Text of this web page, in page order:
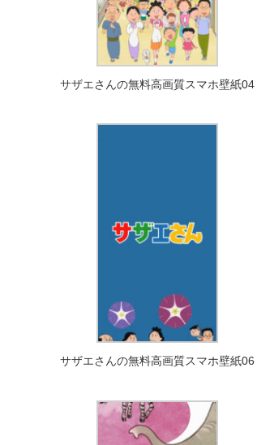
サザエさんの無料高画質スマホ壁紙04
サザエさんの無料高画質スマホ壁紙06